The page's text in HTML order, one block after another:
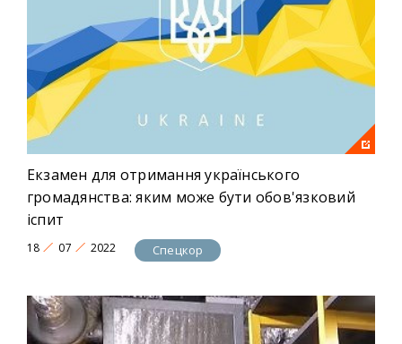
Екзамен для отримання українського
громадянства: яким може бути обов'язковий
іспит
18 07 2022 Спецкор